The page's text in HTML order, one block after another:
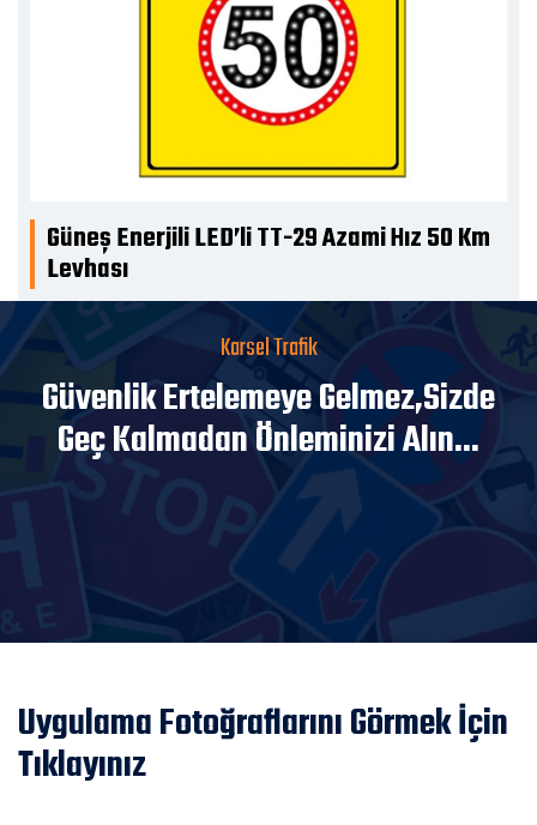
Güneş Enerjili LED’li TT-29 Azami Hız 50 Km
Levhası
Karsel Trafik
Güvenlik Ertelemeye Gelmez,Sizde
Geç Kalmadan Önleminizi Alın...
Uygulama Fotoğraflarını Görmek İçin
Tıklayınız